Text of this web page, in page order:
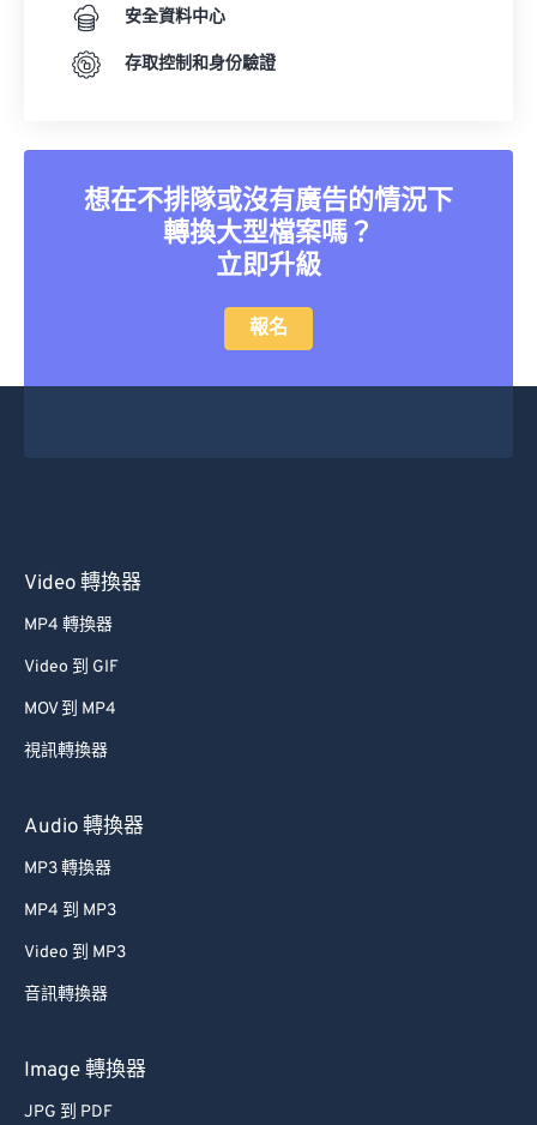
安全資料中心
存取控制和身份驗證
想在不排隊或沒有廣告的情況下
轉換大型檔案嗎？
立即升級
報名
Video 轉換器
MP4 轉換器
Video 到 GIF
MOV 到 MP4
視訊轉換器
Audio 轉換器
MP3 轉換器
MP4 到 MP3
Video 到 MP3
音訊轉換器
Image 轉換器
JPG 到 PDF